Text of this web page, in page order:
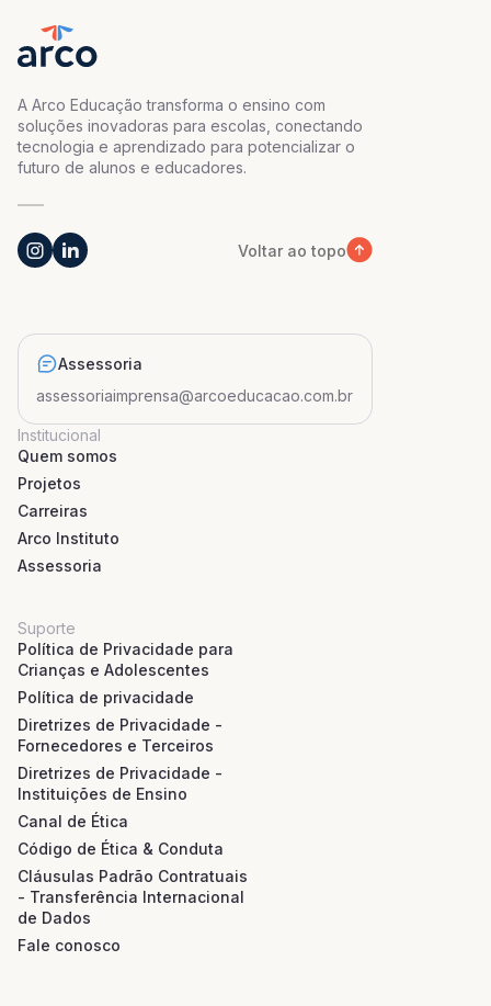
A Arco Educação transforma o ensino com
soluções inovadoras para escolas, conectando
tecnologia e aprendizado para potencializar o
futuro de alunos e educadores.
Voltar ao topo
Assessoria
assessoriaimprensa@arcoeducacao.com.br
Institucional
Quem somos
Projetos
Carreiras
Arco Instituto
Assessoria
Suporte
Política de Privacidade para
Crianças e Adolescentes
Política de privacidade
Diretrizes de Privacidade -
Fornecedores e Terceiros
Diretrizes de Privacidade -
Instituições de Ensino
Canal de Ética
Código de Ética & Conduta
Cláusulas Padrão Contratuais
- Transferência Internacional
de Dados
Fale conosco